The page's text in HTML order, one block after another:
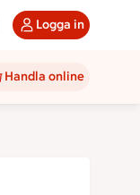
Logga in
Handla online